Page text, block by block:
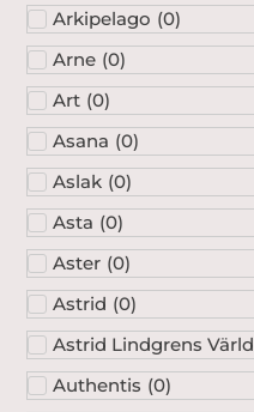
Arkipelago (0)
Arne (0)
Art (0)
Asana (0)
Aslak (0)
Asta (0)
Aster (0)
Astrid (0)
Astrid Lindgrens Värld
Authentis (0)